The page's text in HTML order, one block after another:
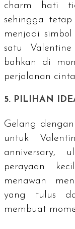
charm hati
sehingga
menjadi
satu
bahkan di
perjalanan
5. PILIHAN
Gelang dengan
untuk
anniversary,
perayaan
menawan
yang tulus
membuat